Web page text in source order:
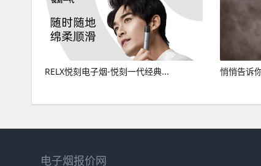
RELX悦刻电子烟-悦刻一代经典... 悄悄告诉
电子烟报价网